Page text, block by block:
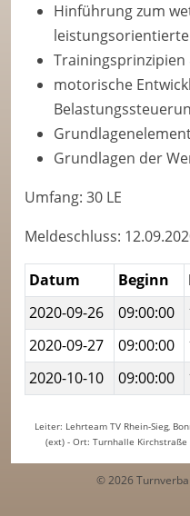
Hinführung zum
motorische
Grundlagen der
Umfang: 30 LE
Meldeschluss:
Datum Beginn
2020-09-26
09:00:00
2020-09-27
09:00:00
2020-10-10
09:00:00
Leiter: Lehrteam TV Rhein-Sieg,
(ext) - Ort: Turnhalle
© 2026